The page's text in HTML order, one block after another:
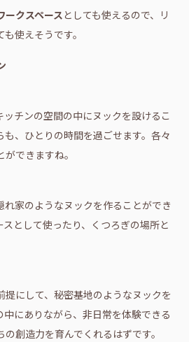
ークスペース としても使えるので、リ
使えそうです。
ッチンの空間の中にヌックを設けるこ
も、ひとりの時間を過ごせます。各々
できますね。
れ家のようなヌックを作ることができ
として使ったり、くつろぎの場所と
提にして、秘密基地のようなヌックを
にありながら、非日常を体験できる
創造力を育んでくれるはずです。